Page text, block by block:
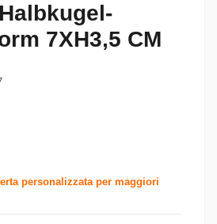
7XH3,5 CM
personalizzata per maggiori